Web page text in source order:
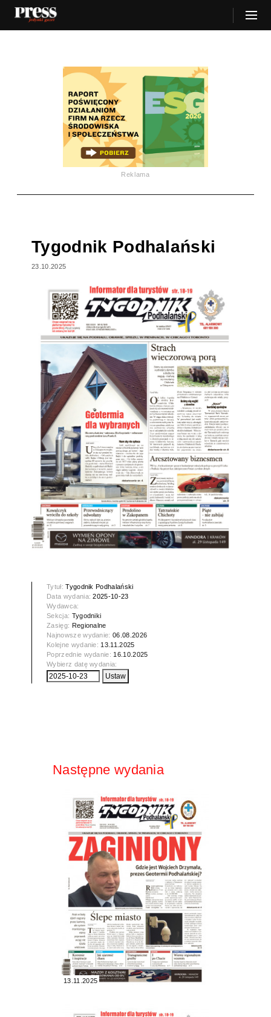
Reklama
Tygodnik Podhalański
23.10.2025
Tytuł:Tygodnik Podhalański
Data wydania:2025-10-23
Wydawca:
Sekcja: Tygodniki
Zasięg: Regionalne
Najnowsze wydanie:06.08.2026
Kolejne wydanie: 13.11.2025
Poprzednie wydanie: 16.10.2025
Wybierz datę wydania:
Następne wydania
13.11.2025